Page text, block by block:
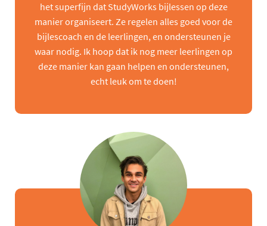
het superfijn dat StudyWorks bijlessen op deze
manier organiseert. Ze regelen alles goed voor de
bijlescoach en de leerlingen, en ondersteunen je
waar nodig. Ik hoop dat ik nog meer leerlingen op
deze manier kan gaan helpen en ondersteunen,
echt leuk om te doen!